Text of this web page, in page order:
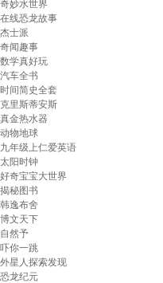
奇妙水世界
在线恐龙故事
杰士派
奇闻趣事
数学真好玩
汽车全书
时间简史全套
克里斯蒂安斯
真金热水器
动物地球
九年级上仁爱英语
太阳时钟
好奇宝宝大世界
揭秘图书
韩逸布舍
博文天下
自然予
吓你一跳
外星人探索发现
恐龙纪元